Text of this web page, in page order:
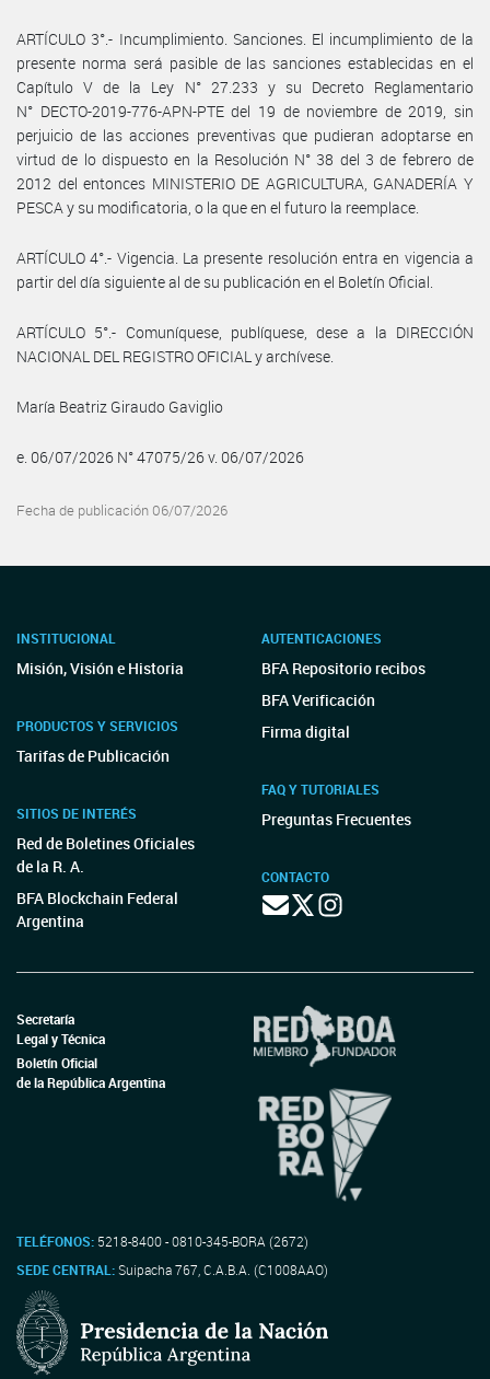
ARTÍCULO 3°.- Incumplimiento. Sanciones. El incumplimiento de la
presente norma será pasible de las sanciones establecidas en el
Capítulo V de la Ley N° 27.233 y su Decreto Reglamentario
N° DECTO-2019-776-APN-PTE del 19 de noviembre de 2019, sin
perjuicio de las acciones preventivas que pudieran adoptarse en
virtud de lo dispuesto en la Resolución N° 38 del 3 de febrero de
2012 del entonces MINISTERIO DE AGRICULTURA, GANADERÍA Y
PESCA y su modificatoria, o la que en el futuro la reemplace.
ARTÍCULO 4°.- Vigencia. La presente resolución entra en vigencia a
partir del día siguiente al de su publicación en el Boletín Oficial.
ARTÍCULO 5°.- Comuníquese, publíquese, dese a la DIRECCIÓN
NACIONAL DEL REGISTRO OFICIAL y archívese.
María Beatriz Giraudo Gaviglio
e. 06/07/2026 N° 47075/26 v. 06/07/2026
Fecha de publicación 06/07/2026
INSTITUCIONAL
Misión, Visión e Historia
PRODUCTOS Y SERVICIOS
Tarifas de Publicación
SITIOS DE INTERÉS
Red de Boletines Oficiales
de la R. A.
BFA Blockchain Federal
Argentina
AUTENTICACIONES
BFA Repositorio recibos
BFA Verificación
Firma digital
FAQ Y TUTORIALES
Preguntas Frecuentes
CONTACTO
Secretaría
Legal y Técnica
Boletín Oficial
de la República Argentina
TELÉFONOS: 5218-8400 - 0810-345-BORA (2672)
SEDE CENTRAL:Suipacha 767, C.A.B.A. (C1008AAO)